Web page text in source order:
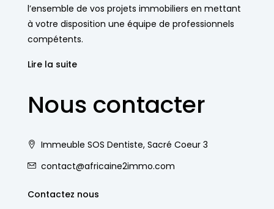
l’ensemble de vos projets immobiliers en mettant
à votre disposition une équipe de professionnels
compétents.
Lire la suite
Nous contacter
Immeuble SOS Dentiste, Sacré Coeur 3
contact@africaine2immo.com
Contactez nous